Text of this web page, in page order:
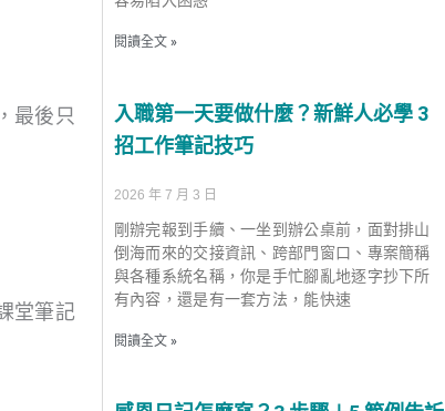
最後只
堂筆記
閱讀全文 »
入職第一天要做什麼？新鮮人必學 3
招工作筆記技巧
2026 年 7 月 3 日
剛辦完報到手續、一坐到辦公桌前，面對排山
倒海而來的交接資訊、跨部門窗口、專案簡稱
與各種系統名稱，你是手忙腳亂地逐字抄下所
有內容，還是有一套方法，能快速
閱讀全文 »